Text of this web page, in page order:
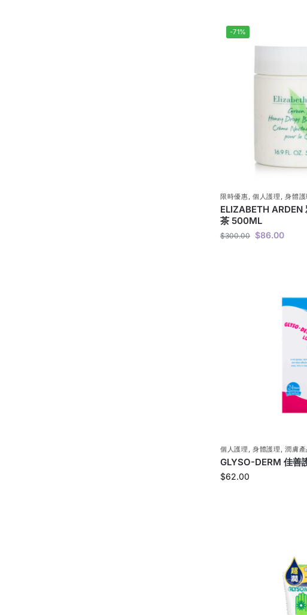
-71%
限時優惠,個人護理 ,身體護
ELIZABETH
茶 500ML
$300.00 $86.00
個人護理 ,身體護理 ,潤膚產
GLYSO-DERM 佳善
$62.00